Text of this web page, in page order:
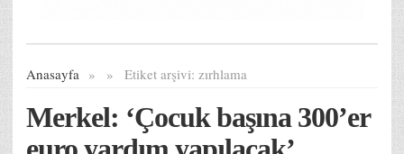
Anasayfa » Etiket arşivi:
» zırhlama
Merkel: ‘Çocuk başına 300’er